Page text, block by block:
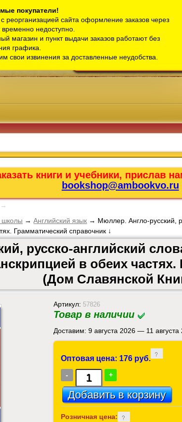
Телефон интернет-магазина:
Телефон розничного магазина:
bookshop@ambookvo.ru
Работаем ежедневно с 10:00 до
книги и учебники, прислав
bookshop@ambookvo.ru
→
школы →Английский язык → Мюллер. Англо-русский,
Грамматический справочник ↓
русско-английский
в обеих
(Дом Славянской
Артикул: 57826
Товар в наличии
Доставим: 9 августа 2026 — 11 августа
Оптовая цена: 176 руб.
- +
Розничная цена:
покупатели!
с реорганизацией сайта оформление заказов через
временно недоступно.
магазин и пункт выдачи заказов работают без
графика.
свои извинения за доставленные неудобства.